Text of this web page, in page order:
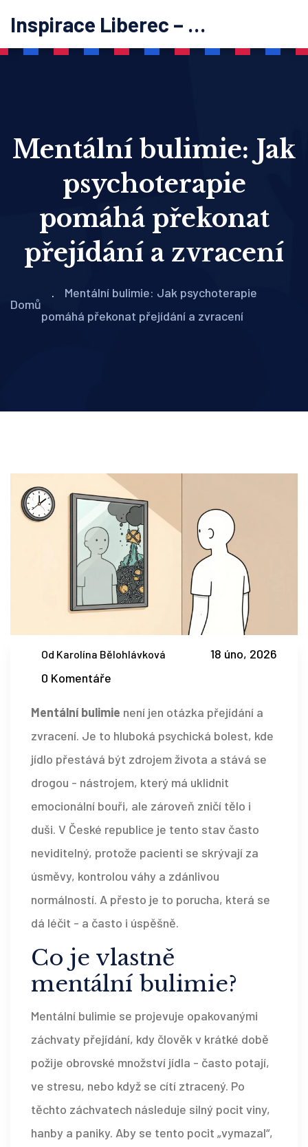
Inspirace Liberec – psychoterapie
Mentální bulimie: Jak
psychoterapie
pomáhá překonat
přejídání a zvracení
Domů
Mentální bulimie: Jak psychoterapie
pomáhá překonat přejídání a zvracení
Od Karolína Bělohlávková
18 úno, 2026
0 Komentáře
Mentální bulimie není jen otázka přejídání a
zvracení. Je to hluboká psychická bolest, kde
jídlo přestává být zdrojem života a stává se
drogou - nástrojem, který má uklidnit
emocionální bouři, ale zároveň zničí tělo i
duši. V České republice je tento stav často
neviditelný, protože pacienti se skrývají za
úsměvy, kontrolou váhy a zdánlivou
normálností. A přesto je to porucha, která se
dá léčit - a často i úspěšně.
Co je vlastně
mentální bulimie?
Mentální bulimie se projevuje opakovanými
záchvaty přejídání, kdy člověk v krátké době
požije obrovské množství jídla - často potají,
ve stresu, nebo když se cítí ztracený. Po
těchto záchvatech následuje silný pocit viny,
hanby a paniky. Aby se tento pocit „vymazal“,